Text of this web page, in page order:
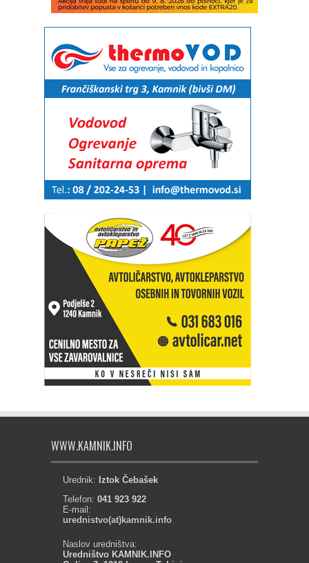
WWW.KAMNIK.INFO
Urednik: Iztok Čebašek
Telefon: 041 923 922
E-mail:
urednistvo(at)kamnik.info
Naslov uredništva:
Uredništvo KAMNIK.INFO